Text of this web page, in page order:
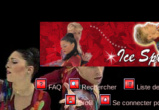
FAQ Rechercher Liste
Profil Se connecter